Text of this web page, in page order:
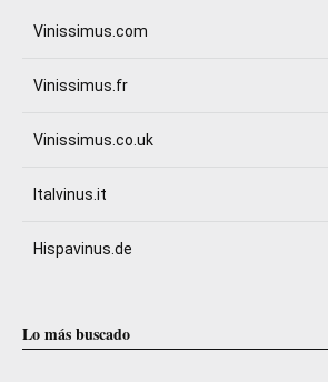
Vinissimus.com
Vinissimus.fr
Vinissimus.co.uk
Italvinus.it
Hispavinus.de
Lo más buscado